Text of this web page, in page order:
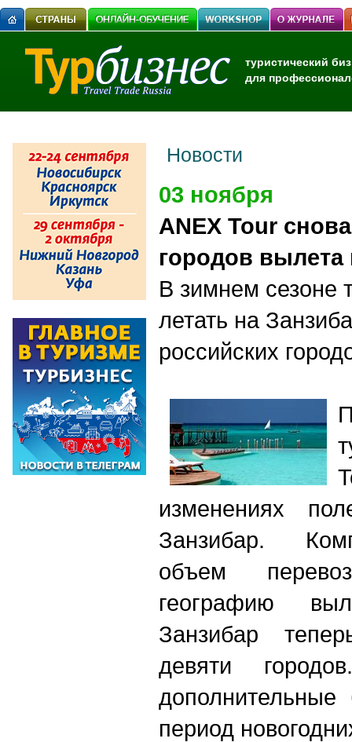
туристический
для
Новости
03 ноября
ANEX Tour
городов
В зимнем сезоне
летать на
российских
изменениях
Занзибар.
объем
географию
Занзибар
девяти
период